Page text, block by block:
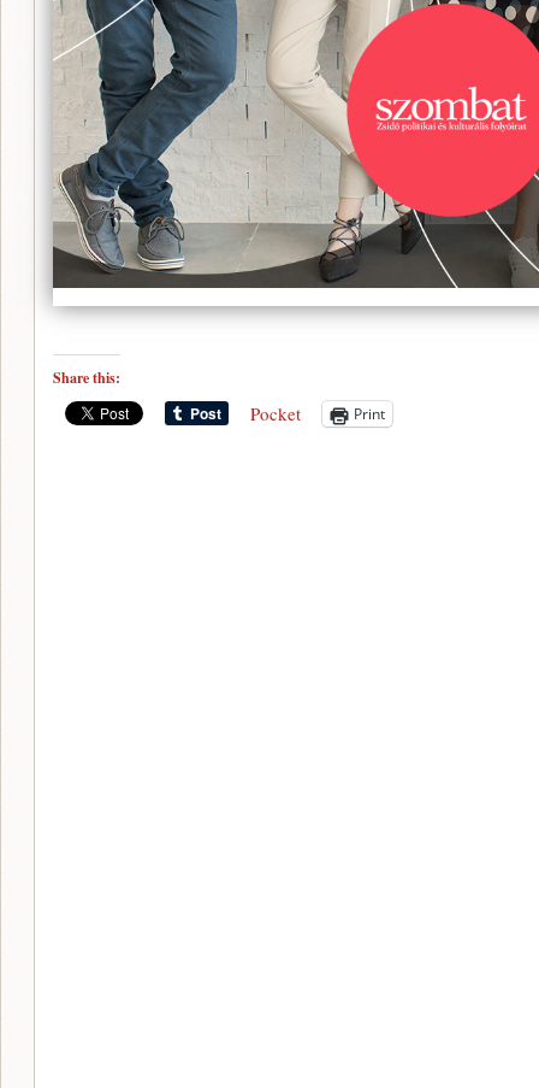
Share this:
Pocket Print